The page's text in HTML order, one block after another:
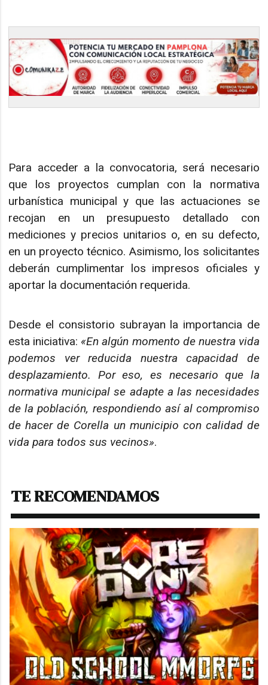
Para acceder a la convocatoria, será necesario
que los proyectos cumplan con la normativa
urbanística municipal y que las actuaciones se
recojan en un presupuesto detallado con
mediciones y precios unitarios o, en su defecto,
en un proyecto técnico. Asimismo, los solicitantes
deberán cumplimentar los impresos oficiales y
aportar la documentación requerida.
Desde el consistorio subrayan la importancia de
esta iniciativa: «En algún momento de nuestra vida
podemos ver reducida nuestra capacidad de
desplazamiento. Por eso, es necesario que la
normativa municipal se adapte a las necesidades
de la población, respondiendo así al compromiso
de hacer de Corella un municipio con calidad de
vida para todos sus vecinos».
TE RECOMENDAMOS